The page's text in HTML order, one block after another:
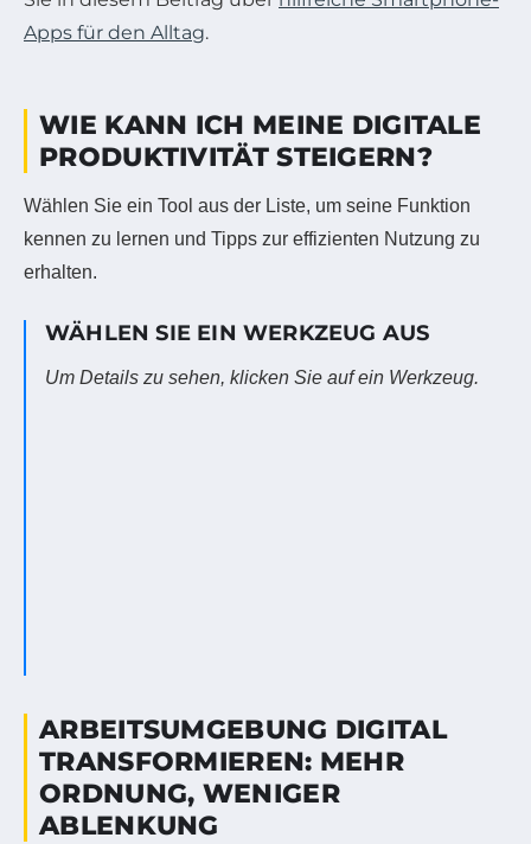
Apps für den Alltag.
WIE KANN ICH MEINE DIGITALE
PRODUKTIVITÄT STEIGERN?
Wählen Sie ein Tool aus der Liste, um seine Funktion
kennen zu lernen und Tipps zur effizienten Nutzung zu
erhalten.
WÄHLEN SIE EIN WERKZEUG AUS
Um Details zu sehen, klicken Sie auf ein Werkzeug.
ARBEITSUMGEBUNG DIGITAL
TRANSFORMIEREN: MEHR
ORDNUNG, WENIGER
ABLENKUNG